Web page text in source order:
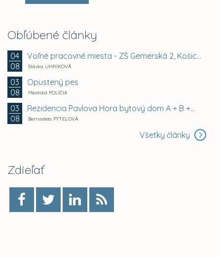
Obľúbené články
04
08
Voľné pracovné miesta - ZŠ Gemerská 2, Košice -...
Slávka UHRÍKOVÁ
03
08
Opustený pes
Mestská POLÍCIA
03
08
Rezidencia Pavlova Hora bytový dom A + B +...
Bernadeta PYTELOVÁ
Všetky články
Zdieľať